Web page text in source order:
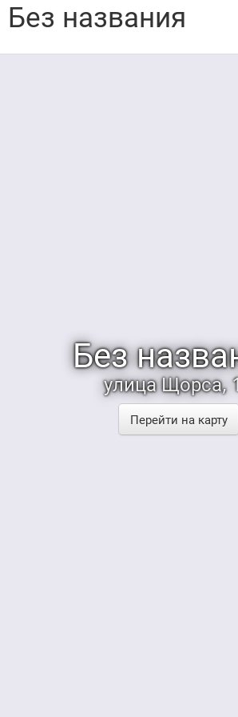
Без
улица Щорса,
Перейти на карту
Без названия